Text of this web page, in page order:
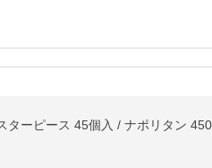
ターピース 45個入 / ナポリタン